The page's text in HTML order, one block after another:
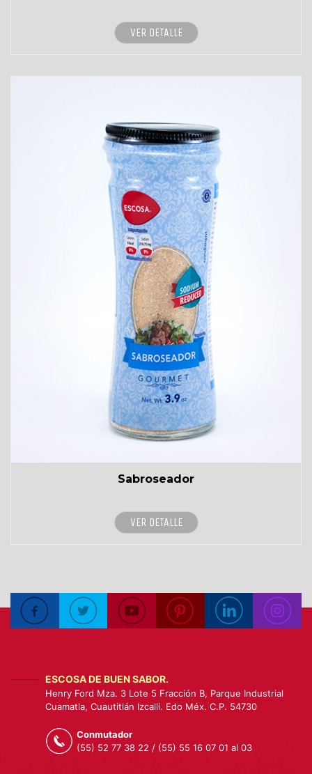
VER DETALLE
Sabroseador
VER DETALLE
ESCOSA DE BUEN SABOR.
Henry Ford Mza. 3 Lote 5 Fracción B, Parque Industrial
Cuamatla, Cuautitlán Izcalli. Edo Méx. C.P. 54730
Conmutador
(55) 52 77 38 22 / (55) 55 16 07 01 al 03